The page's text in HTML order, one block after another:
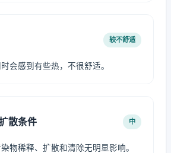
较不舒适
会感到有些热，不很舒适。
散条件 中
物稀释、扩散和清除无明显影响。